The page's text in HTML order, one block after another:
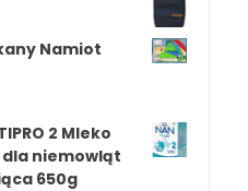
Namiot
2 Mleko
niemowląt
650g